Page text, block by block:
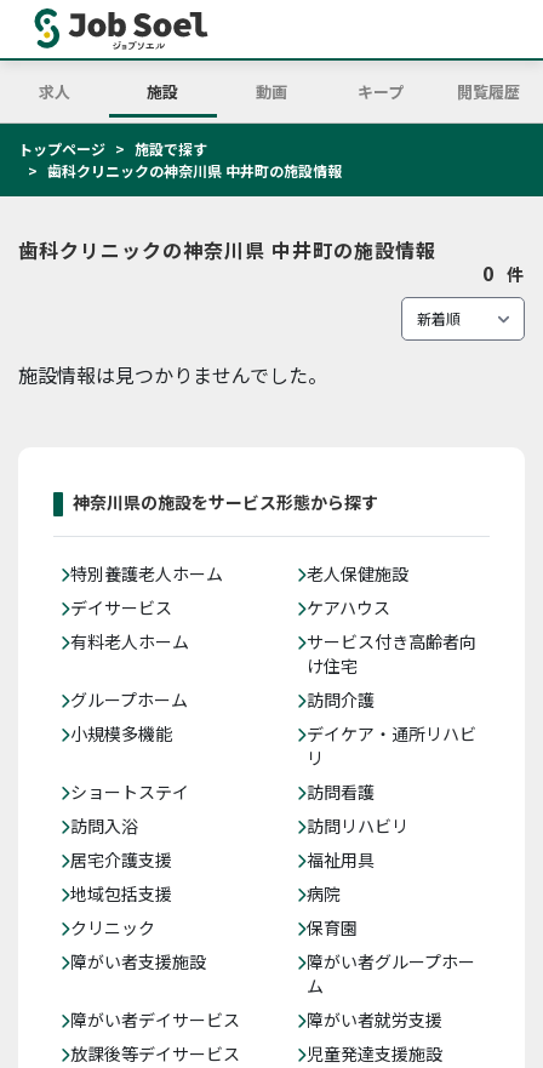
求人 施設 動画 キープ 閲覧履歴
トップページ
施設で探す
歯科クリニックの神奈川県 中井町の施設情報
歯科クリニックの神奈川県 中井町の施設情報
0 件
施設情報は見つかりませんでした。
神奈川県の施設をサービス形態から探す
特別養護老人ホーム
老人保健施設
デイサービス
ケアハウス
有料老人ホーム
サービス付き高齢者向
け住宅
グループホーム
訪問介護
小規模多機能
デイケア・通所リハビ
リ
ショートステイ
訪問看護
訪問入浴
訪問リハビリ
居宅介護支援
福祉用具
地域包括支援
病院
クリニック
保育園
障がい者支援施設
障がい者グループホー
ム
障がい者デイサービス
障がい者就労支援
放課後等デイサービス
児童発達支援施設